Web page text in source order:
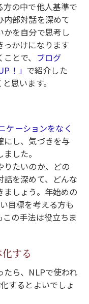
の中で他人基準で
部対話を深めて
かを自分で思考し
かけになります
とで、 ブログ
！」 で紹介した
思います。
ケーションをなく
にし、気づきを与
した。
りたいのか、どの
を深めて、どんな
しょう。年始めの
目標を考える方も
の手法は役立ちま
する
たら、NLPで使われ
するとよいでしょ